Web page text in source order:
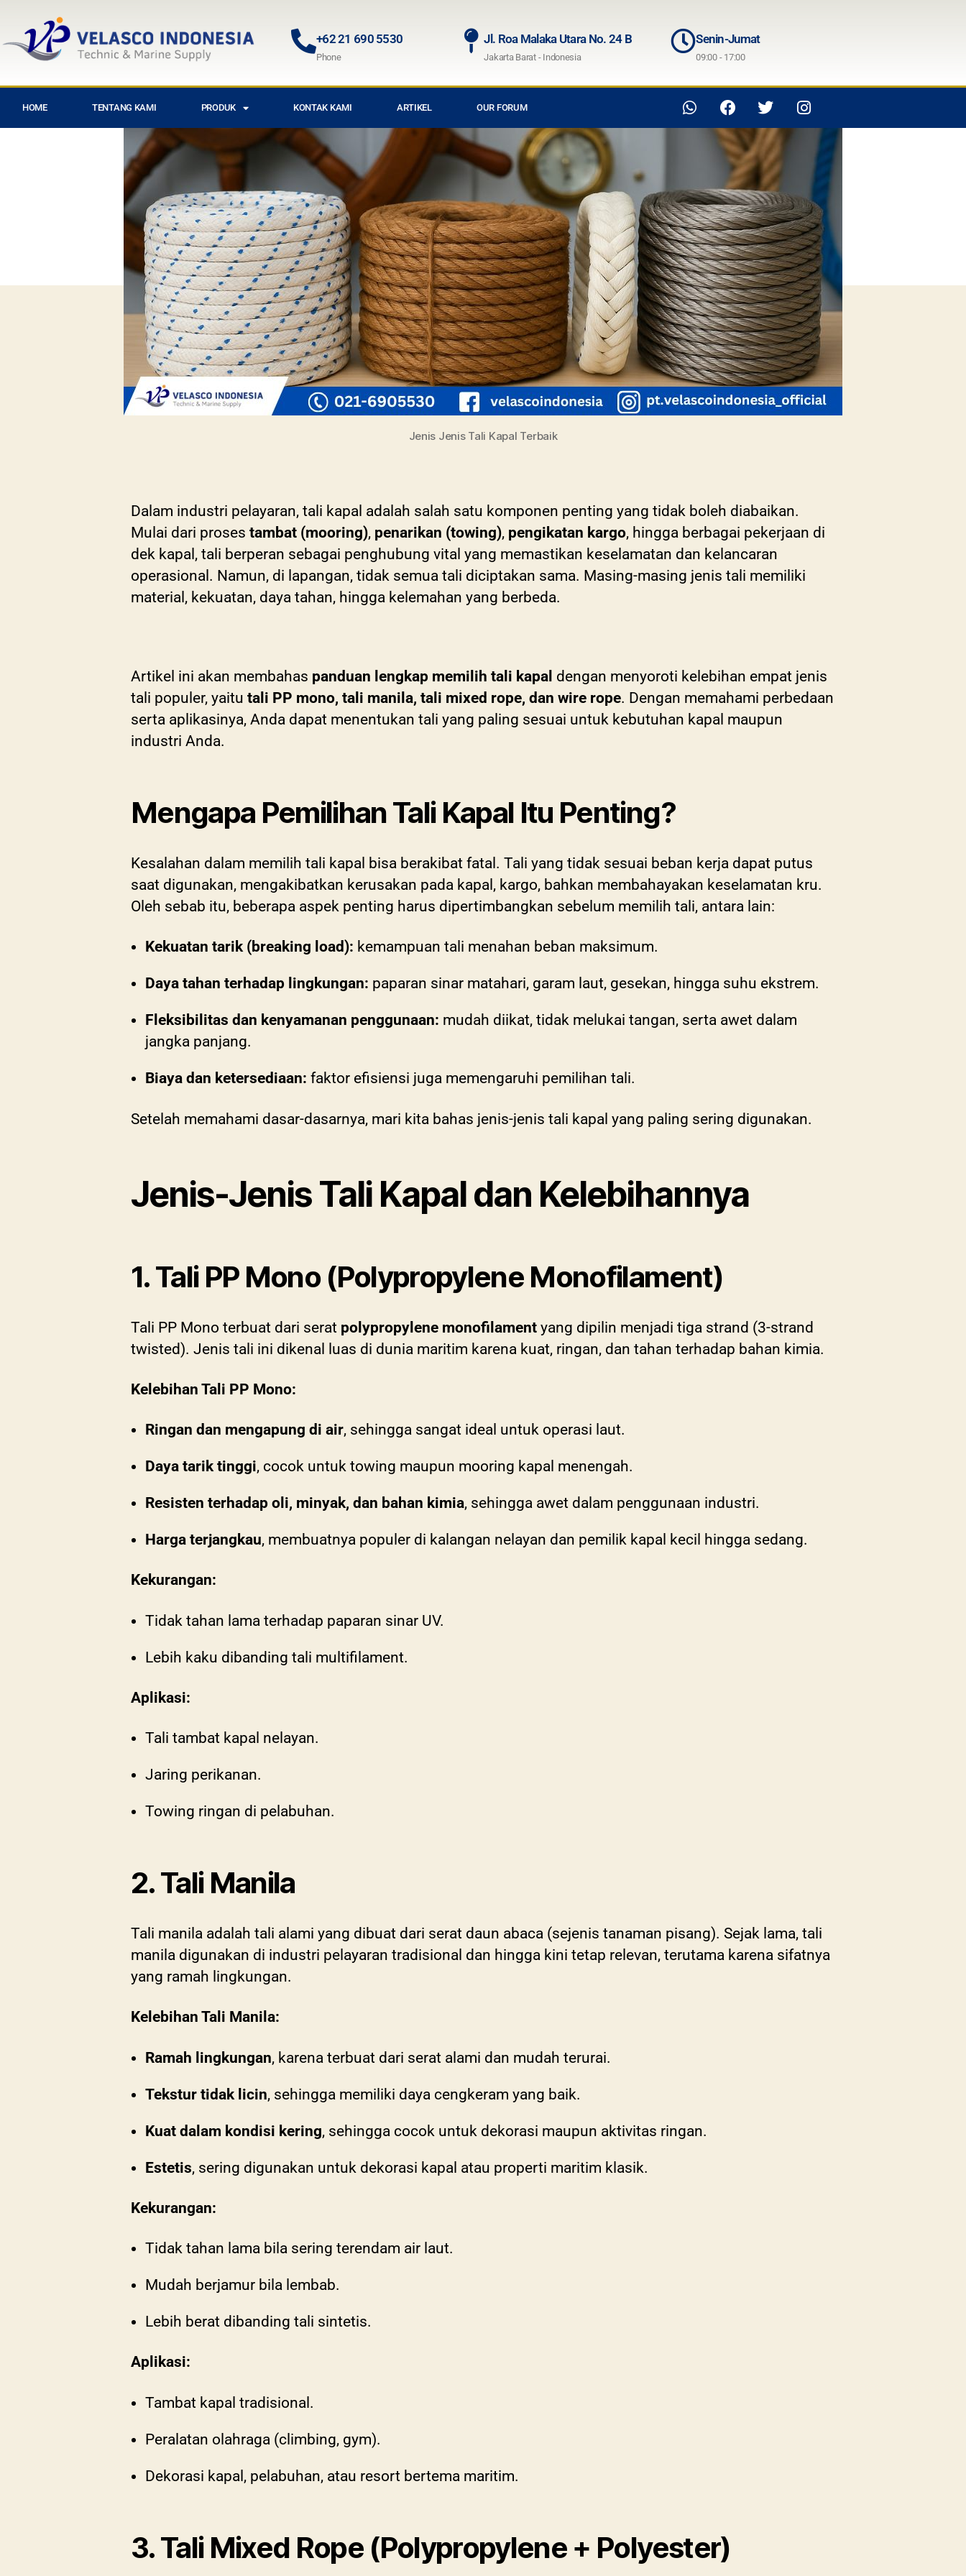
+62 21 690 5530
Phone
Jl. Roa Malaka Utara No. 24 B
Jakarta Barat - Indonesia
Senin-Jumat
09:00 - 17:00
HOME TENTANG KAMI PRODUK KONTAK KAMI ARTIKEL OUR FORUM
Jenis Jenis Tali Kapal Terbaik
Dalam industri pelayaran, tali kapal adalah salah satu komponen penting yang tidak boleh diabaikan.
Mulai dari proses tambat (mooring), penarikan (towing), pengikatan kargo, hingga berbagai pekerjaan di
dek kapal, tali berperan sebagai penghubung vital yang memastikan keselamatan dan kelancaran
operasional. Namun, di lapangan, tidak semua tali diciptakan sama. Masing-masing jenis tali memiliki
material, kekuatan, daya tahan, hingga kelemahan yang berbeda.
Artikel ini akan membahas panduan lengkap memilih tali kapal dengan menyoroti kelebihan empat jenis
tali populer, yaitu tali PP mono, tali manila, tali mixed rope, dan wire rope. Dengan memahami perbedaan
serta aplikasinya, Anda dapat menentukan tali yang paling sesuai untuk kebutuhan kapal maupun
industri Anda.
Mengapa Pemilihan Tali Kapal Itu Penting?
Kesalahan dalam memilih tali kapal bisa berakibat fatal. Tali yang tidak sesuai beban kerja dapat putus
saat digunakan, mengakibatkan kerusakan pada kapal, kargo, bahkan membahayakan keselamatan kru.
Oleh sebab itu, beberapa aspek penting harus dipertimbangkan sebelum memilih tali, antara lain:
Kekuatan tarik (breaking load): kemampuan tali menahan beban maksimum.
Daya tahan terhadap lingkungan: paparan sinar matahari, garam laut, gesekan, hingga suhu ekstrem.
Fleksibilitas dan kenyamanan penggunaan: mudah diikat, tidak melukai tangan, serta awet dalam
jangka panjang.
Biaya dan ketersediaan: faktor efisiensi juga memengaruhi pemilihan tali.
Setelah memahami dasar-dasarnya, mari kita bahas jenis-jenis tali kapal yang paling sering digunakan.
Jenis-Jenis Tali Kapal dan Kelebihannya
1. Tali PP Mono (Polypropylene Monofilament)
Tali PP Mono terbuat dari serat polypropylene monofilament yang dipilin menjadi tiga strand (3-strand
twisted). Jenis tali ini dikenal luas di dunia maritim karena kuat, ringan, dan tahan terhadap bahan kimia.
Kelebihan Tali PP Mono:
Ringan dan mengapung di air, sehingga sangat ideal untuk operasi laut.
Daya tarik tinggi, cocok untuk towing maupun mooring kapal menengah.
Resisten terhadap oli, minyak, dan bahan kimia, sehingga awet dalam penggunaan industri.
Harga terjangkau, membuatnya populer di kalangan nelayan dan pemilik kapal kecil hingga sedang.
Kekurangan:
Tidak tahan lama terhadap paparan sinar UV.
Lebih kaku dibanding tali multifilament.
Aplikasi:
Tali tambat kapal nelayan.
Jaring perikanan.
Towing ringan di pelabuhan.
2. Tali Manila
Tali manila adalah tali alami yang dibuat dari serat daun abaca (sejenis tanaman pisang). Sejak lama, tali
manila digunakan di industri pelayaran tradisional dan hingga kini tetap relevan, terutama karena sifatnya
yang ramah lingkungan.
Kelebihan Tali Manila:
Ramah lingkungan, karena terbuat dari serat alami dan mudah terurai.
Tekstur tidak licin, sehingga memiliki daya cengkeram yang baik.
Kuat dalam kondisi kering, sehingga cocok untuk dekorasi maupun aktivitas ringan.
Estetis, sering digunakan untuk dekorasi kapal atau properti maritim klasik.
Kekurangan:
Tidak tahan lama bila sering terendam air laut.
Mudah berjamur bila lembab.
Lebih berat dibanding tali sintetis.
Aplikasi:
Tambat kapal tradisional.
Peralatan olahraga (climbing, gym).
Dekorasi kapal, pelabuhan, atau resort bertema maritim.
3. Tali Mixed Rope (Polypropylene + Polyester)